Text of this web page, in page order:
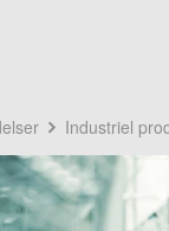
Industriel